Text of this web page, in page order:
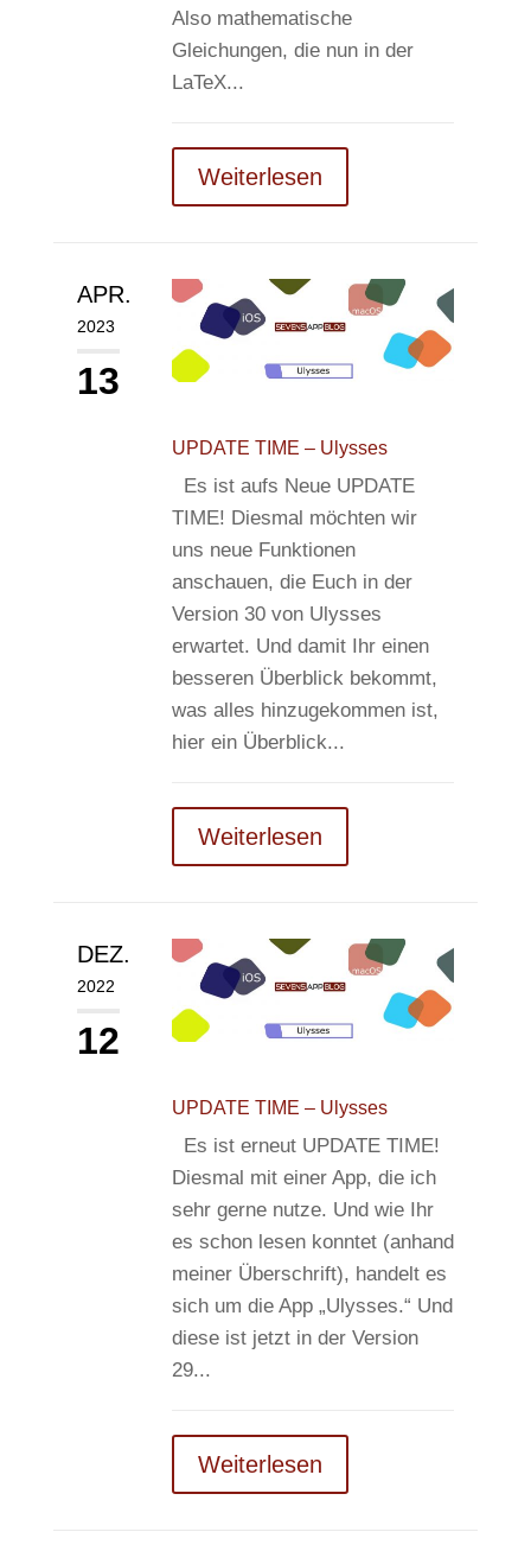
Also mathematische
Gleichungen, die nun in der
LaTeX...
Weiterlesen
APR.
2023
13
UPDATE TIME – Ulysses
Es ist aufs Neue UPDATE
TIME! Diesmal möchten wir
uns neue Funktionen
anschauen, die Euch in der
Version 30 von Ulysses
erwartet. Und damit Ihr einen
besseren Überblick bekommt,
was alles hinzugekommen ist,
hier ein Überblick...
Weiterlesen
DEZ.
2022
12
UPDATE TIME – Ulysses
Es ist erneut UPDATE TIME!
Diesmal mit einer App, die ich
sehr gerne nutze. Und wie Ihr
es schon lesen konntet (anhand
meiner Überschrift), handelt es
sich um die App „Ulysses.“ Und
diese ist jetzt in der Version
29...
Weiterlesen